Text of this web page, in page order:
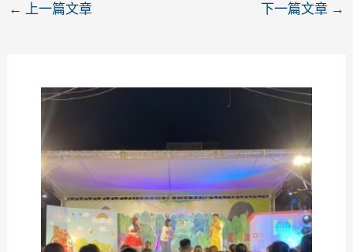
← 上一篇文章 下一篇文章 →